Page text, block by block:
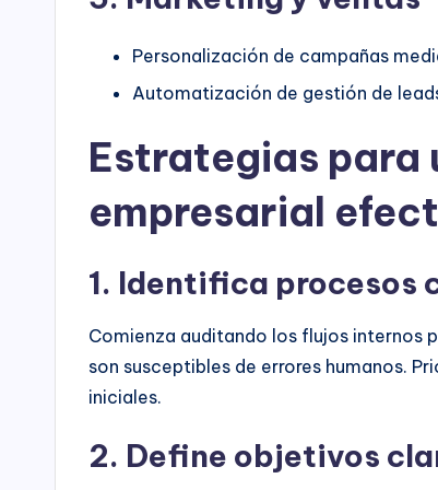
Personalización de campañas
Automatización de gestión de
Estrategias para
empresarial
1. Identifica procesos
Comienza auditando los flujos internos
son susceptibles de errores humanos.
iniciales.
2. Define objetivos